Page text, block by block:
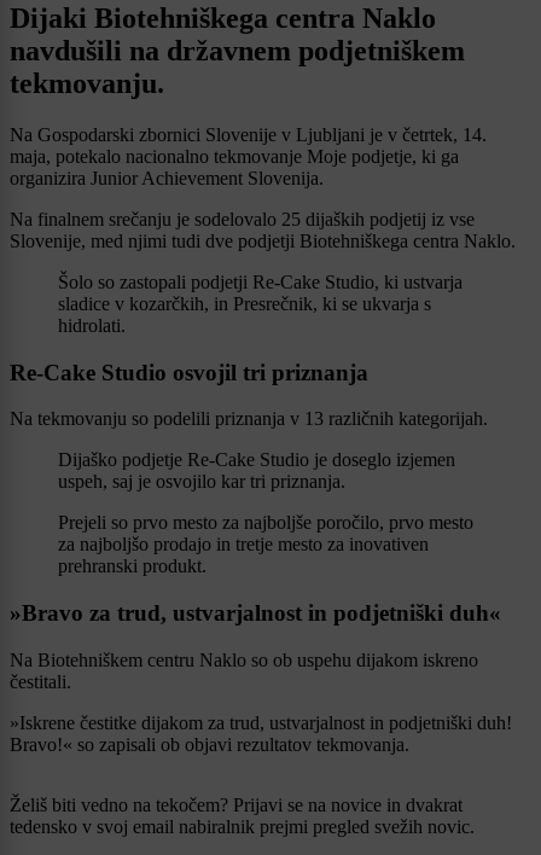
Dijaki Biotehniškega centra Naklo
navdušili na državnem podjetniškem
tekmovanju.
Na Gospodarski zbornici Slovenije v Ljubljani je v četrtek, 14.
maja, potekalo nacionalno tekmovanje Moje podjetje, ki ga
organizira Junior Achievement Slovenija.
Na finalnem srečanju je sodelovalo 25 dijaških podjetij iz vse
Slovenije, med njimi tudi dve podjetji Biotehniškega centra Naklo.
Šolo so zastopali podjetji Re-Cake Studio, ki ustvarja
sladice v kozarčkih, in Presrečnik, ki se ukvarja s
hidrolati.
Re-Cake Studio osvojil tri priznanja
Na tekmovanju so podelili priznanja v 13 različnih kategorijah.
Dijaško podjetje Re-Cake Studio je doseglo izjemen
uspeh, saj je osvojilo kar tri priznanja.
Prejeli so prvo mesto za najboljše poročilo, prvo mesto
za najboljšo prodajo in tretje mesto za inovativen
prehranski produkt.
»Bravo za trud, ustvarjalnost in podjetniški duh«
Na Biotehniškem centru Naklo so ob uspehu dijakom iskreno
čestitali.
»Iskrene čestitke dijakom za trud, ustvarjalnost in podjetniški duh!
Bravo!« so zapisali ob objavi rezultatov tekmovanja.
Želiš biti vedno na tekočem? Prijavi se na novice in dvakrat
tedensko v svoj email nabiralnik prejmi pregled svežih novic.